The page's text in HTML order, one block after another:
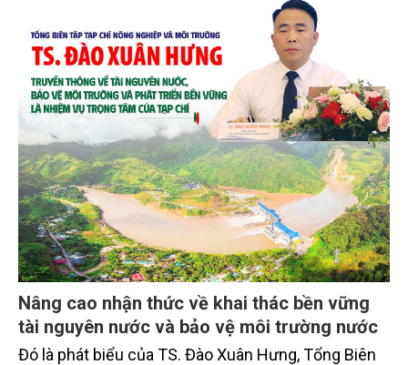
Nâng cao nhận thức về khai thác bền vững
tài nguyên nước và bảo vệ môi trường nước
Đó là phát biểu của TS. Đào Xuân Hưng, Tổng Biên